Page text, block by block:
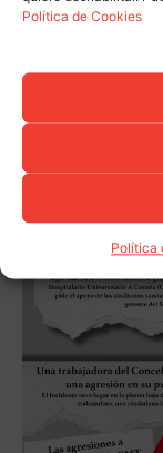
Política de Cookies
Política